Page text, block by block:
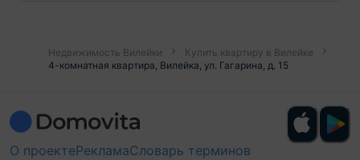
Недвижимость Вилейки
Купить квартиру в Вилейке
4-комнатная квартира, Вилейка, ул. Гагарина, д. 15
О проектеРекламаСловарь терминов